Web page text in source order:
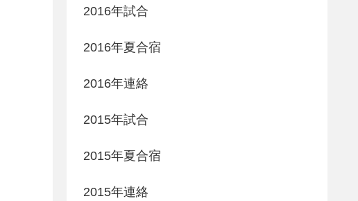
2016年試合
2016年夏合宿
2016年連絡
2015年試合
2015年夏合宿
2015年連絡